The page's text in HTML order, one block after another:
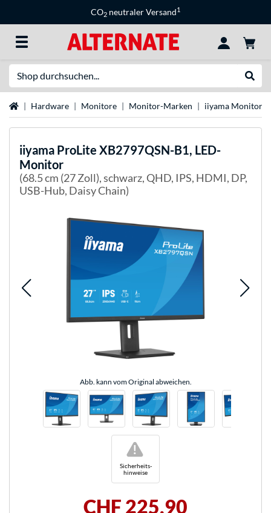
CO2 neutraler Versand1
StartseiteHardware Monitore Monitor-Marken iiyama Monitore
iiyama ProLite XB2797QSN-B1, LED-
Monitor
(68.5 cm (27 Zoll), schwarz, QHD, IPS, HDMI, DP,
USB-Hub, Daisy Chain)
Abb. kann vom Original abweichen.
Sicherheits-
hinweise
!
CHF 225,90